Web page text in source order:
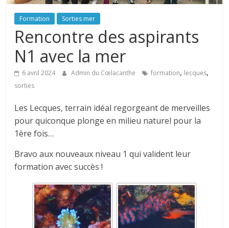
Formation Sorties mer
Rencontre des aspirants
N1 avec la mer
6 avril 2024 Admin du Cœlacanthe formation, lecques,
sorties
Les Lecques, terrain idéal regorgeant de merveilles
pour quiconque plonge en milieu naturel pour la
1ère fois…
Bravo aux nouveaux niveau 1 qui valident leur
formation avec succès !